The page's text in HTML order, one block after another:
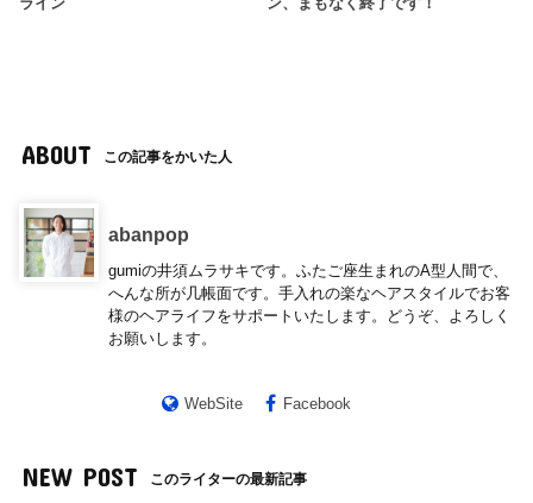
ライン
ン、まもなく終了です！
ABOUT この記事をかいた人
abanpop
gumiの井須ムラサキです。ふたご座生まれのA型人間で、
へんな所が几帳面です。手入れの楽なヘアスタイルでお客
様のヘアライフをサポートいたします。どうぞ、よろしく
お願いします。
WebSite Facebook
NEW POST このライターの最新記事